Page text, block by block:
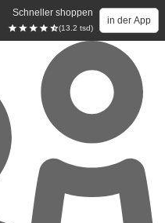
Schneller shoppen
(13.2 tsd)
in der App